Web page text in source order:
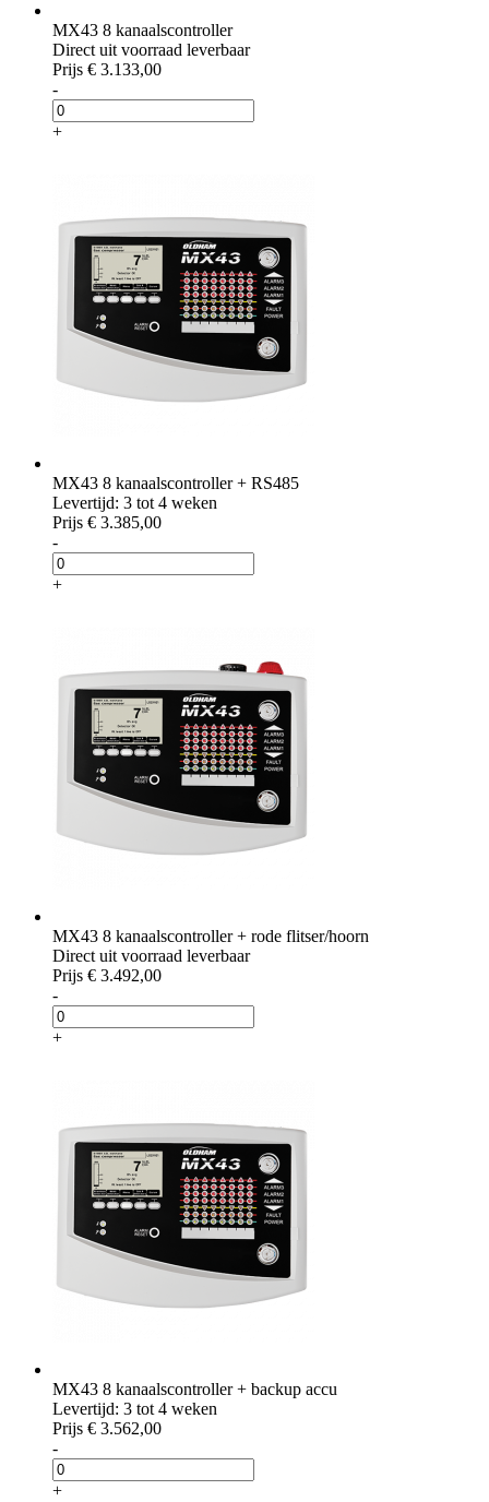
MX43 8 kanaalscontroller
Direct uit voorraad leverbaar
Prijs € 3.133,00
-
+
MX43 8 kanaalscontroller + RS485
Levertijd: 3 tot 4 weken
Prijs € 3.385,00
-
+
MX43 8 kanaalscontroller + rode flitser/hoorn
Direct uit voorraad leverbaar
Prijs € 3.492,00
-
+
MX43 8 kanaalscontroller + backup accu
Levertijd: 3 tot 4 weken
Prijs € 3.562,00
-
+